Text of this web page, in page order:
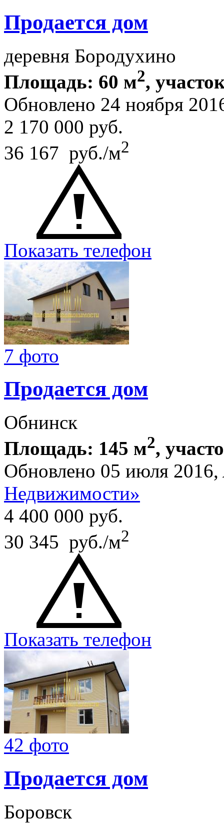
Продается дом
деревня Бородухино
Площадь: 60 м2,
Обновлено 24 ноября
2 170 000 руб.
36 167 руб./м2
Показать телефон
7 фото
Продается дом
Обнинск
Площадь: 145 м2,
Обновлено 05 июля 2016,
Недвижимости»
4 400 000 руб.
30 345 руб./м2
Показать телефон
42 фото
Продается дом
Боровск